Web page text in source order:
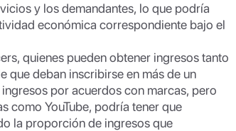
y los demandantes, lo que podría
económica correspondiente bajo el
quienes pueden obtener ingresos tanto
que deban inscribirse en más de un
por acuerdos con marcas, pero
como YouTube, podría tener que
la proporción de ingresos que